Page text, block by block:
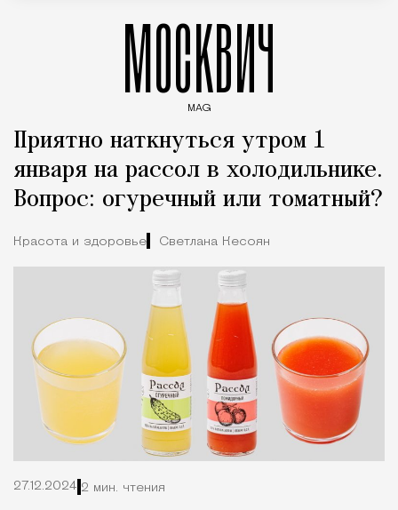
МОСКВИЧ
MAG
Приятно наткнуться утром 1
января на рассол в холодильнике.
Вопрос: огуречный или томатный?
Красота и здоровье Светлана Кесоян
27.12.2024 2 мин. чтения